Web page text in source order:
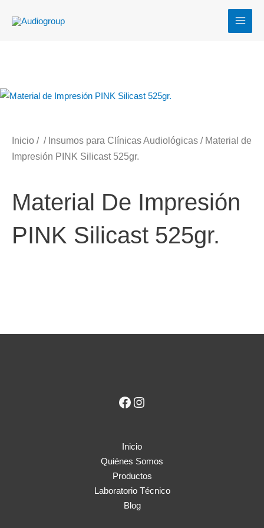
Inicio / / Insumos para Clínicas Audiológicas / Material de
Impresión PINK Silicast 525gr.
Material De Impresión
PINK Silicast 525gr.
Inicio
Quiénes Somos
Productos
Laboratorio Técnico
Blog